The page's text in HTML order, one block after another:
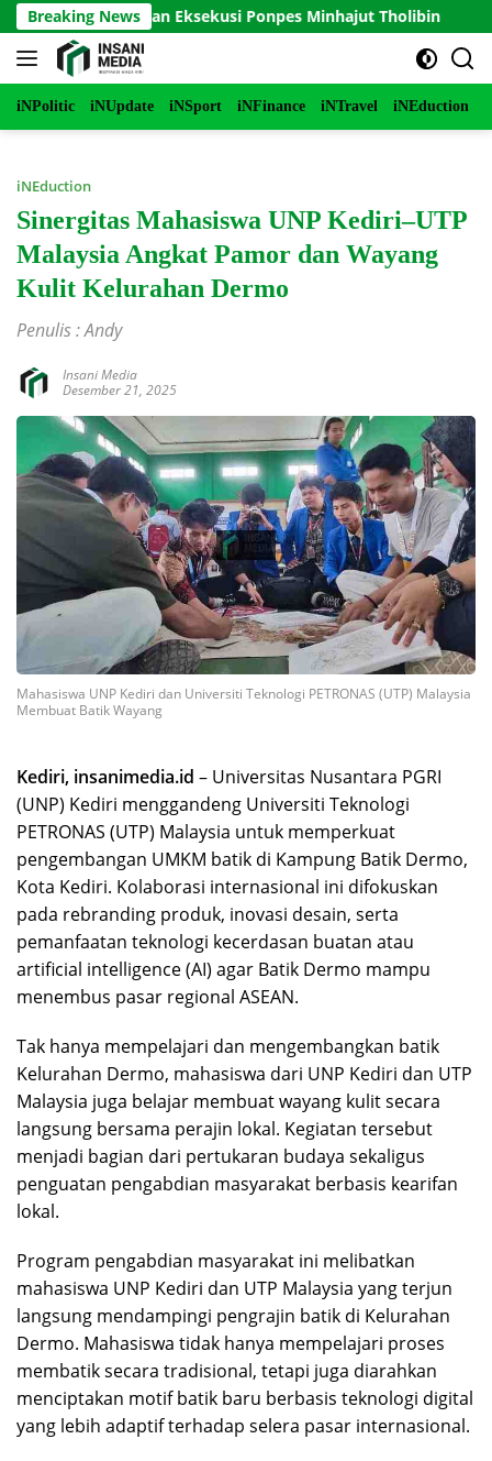
Langsung
ke
konten
Breaking News
Penundaan Eksekusi Ponpes Minhajut Tholibin
iNPolitic iNUpdate iNSport iNFinance iNTravel iNEduction
iNEduction
Sinergitas Mahasiswa UNP Kediri–UTP
Malaysia Angkat Pamor dan Wayang
Kulit Kelurahan Dermo
Penulis : Andy
Insani Media
Desember 21, 2025
Mahasiswa UNP Kediri dan Universiti Teknologi PETRONAS (UTP) Malaysia
Membuat Batik Wayang
Kediri, insanimedia.id – Universitas Nusantara PGRI
(UNP) Kediri menggandeng Universiti Teknologi
PETRONAS (UTP) Malaysia untuk memperkuat
pengembangan UMKM batik di Kampung Batik Dermo,
Kota Kediri. Kolaborasi internasional ini difokuskan
pada rebranding produk, inovasi desain, serta
pemanfaatan teknologi kecerdasan buatan atau
artificial intelligence (AI) agar Batik Dermo mampu
menembus pasar regional ASEAN.
Tak hanya mempelajari dan mengembangkan batik
Kelurahan Dermo, mahasiswa dari UNP Kediri dan UTP
Malaysia juga belajar membuat wayang kulit secara
langsung bersama perajin lokal. Kegiatan tersebut
menjadi bagian dari pertukaran budaya sekaligus
penguatan pengabdian masyarakat berbasis kearifan
lokal.
Program pengabdian masyarakat ini melibatkan
mahasiswa UNP Kediri dan UTP Malaysia yang terjun
langsung mendampingi pengrajin batik di Kelurahan
Dermo. Mahasiswa tidak hanya mempelajari proses
membatik secara tradisional, tetapi juga diarahkan
menciptakan motif batik baru berbasis teknologi digital
yang lebih adaptif terhadap selera pasar internasional.